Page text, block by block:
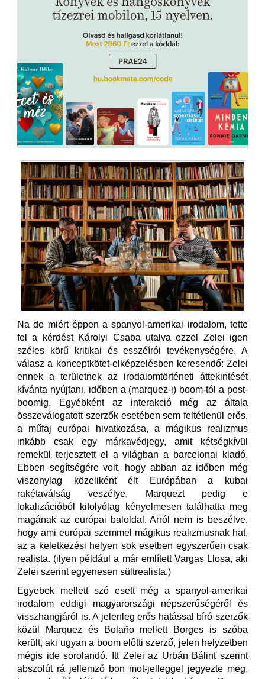
Na de miért éppen a spanyol-amerikai irodalom, tette
fel a kérdést Károlyi Csaba utalva ezzel Zelei igen
széles körű kritikai és esszéírói tevékenységére. A
válasz a konceptkötet-elképzelésben keresendő: Zelei
ennek a területnek az irodalomtörténeti áttekintését
kívánta nyújtani, időben a (marquez-i) boom-tól a post-
boomig. Egyébként az interakció még az általa
összeválogatott szerzők esetében sem feltétlenül erős,
a műfaj európai hivatkozása, a mágikus realizmus
inkább csak egy márkavédjegy, amit kétségkívül
remekül terjesztett el a világban a barcelonai kiadó.
Ebben segítségére volt, hogy abban az időben még
viszonylag közeliként élt Európában a kubai
rakétaválság veszélye, Marquezt pedig e
lokalizációból kifolyólag kényelmesen találhatta meg
magának az európai baloldal. Arról nem is beszélve,
hogy ami európai szemmel mágikus realizmusnak hat,
az a keletkezési helyen sok esetben egyszerűen csak
realista. (ilyen például a már említett Vargas Llosa, aki
Zelei szerint egyenesen sültrealista.)
Egyebek mellett szó esett még a spanyol-amerikai
irodalom eddigi magyarországi népszerűségéről és
visszhangjáról is. A jelenleg erős hatással bíró szerzők
közül Marquez és Bolaño mellett Borges is szóba
került, aki ugyan a boom előtti szerző, jelen helyzetben
mégis ide sorolandó. Itt Zelei az Urbán Bálint szerint
abszolút rá jellemző bon mot-jelleggel jegyezte meg,